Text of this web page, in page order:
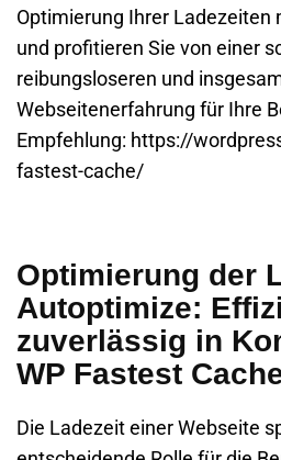
Optimierung Ihrer Ladezeiten
und profitieren Sie von einer
reibungsloseren und
Webseitenerfahrung für Ihre
Empfehlung: https://
fastest-cache/
Optimierung der
Autoptimize:
zuverlässig in
WP Fastest
Die Ladezeit einer Webseite